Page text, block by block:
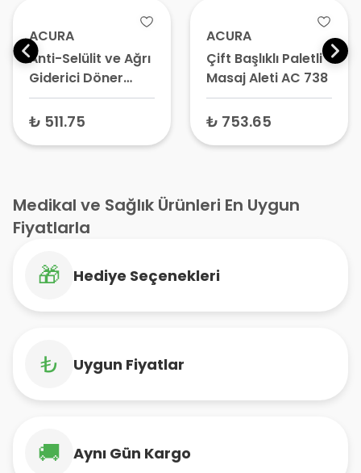
ACURA
Anti-Selülit ve Ağrı
Giderici Döner
Başlıklı Masaj Aleti
AC-555
₺ 511.75
ACURA
Çift Başlıklı Paletli
Masaj Aleti AC 738
₺ 753.65
Medikal ve Sağlık Ürünleri En Uygun
Fiyatlarla
🎁 Hediye Seçenekleri
₺ Uygun Fiyatlar
🚚 Aynı Gün Kargo